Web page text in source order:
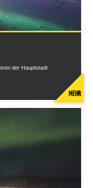
der Hauptstadt
MEHR